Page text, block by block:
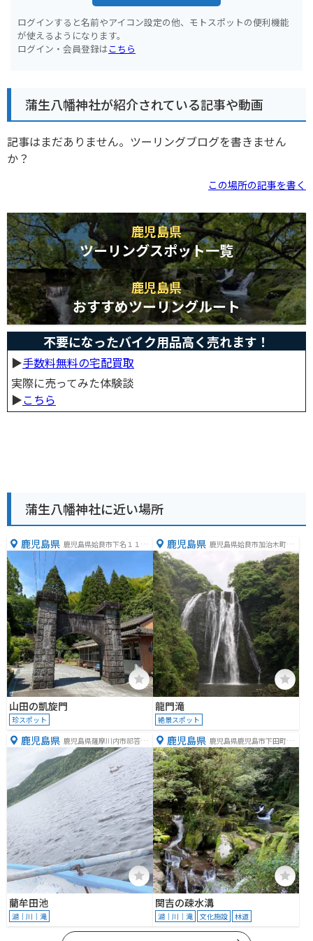
ログインすると名前やアイコン設定の他、モトスポットの便利機能
が使えるようになります。
ログイン・会員登録はこちら
蒲生八幡神社が紹介されている記事や動画
記事はまだありません。ツーリングブログを書きません
か？
この場所の記事を書く
鹿児島県
ツーリングスポット一覧
鹿児島県
おすすめツーリングルート
不要になったバイク用品高く売れます！
▶︎手数料無料の宅配買取
実際に売ってみた体験談
▶︎こちら
蒲生八幡神社に近い場所
鹿児島県 鹿児島県姶良市下名１１７
山田の凱旋門
珍スポット
鹿児島県 鹿児島県姶良市加治木町木
龍門滝
絶景スポット
鹿児島県 鹿児島県薩摩川内市祁答院
町藺牟田１９９９−２
藺牟田池
湖｜川｜滝
鹿児島県 鹿児島県鹿児島市下田町１
２２２
関吉の疎水溝
湖｜川｜滝 文化施設 林道